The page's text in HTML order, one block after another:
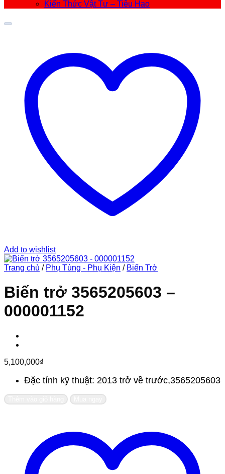
Kiến Thức Vật Tư – Tiêu Hao
Add to wishlist
Trang chủ / Phụ Tùng - Phụ Kiện / Biến Trở
Biến trở 3565205603 –
000001152
5,100,000₫
Đặc tính kỹ thuật: 2013 trở về trước,3565205603